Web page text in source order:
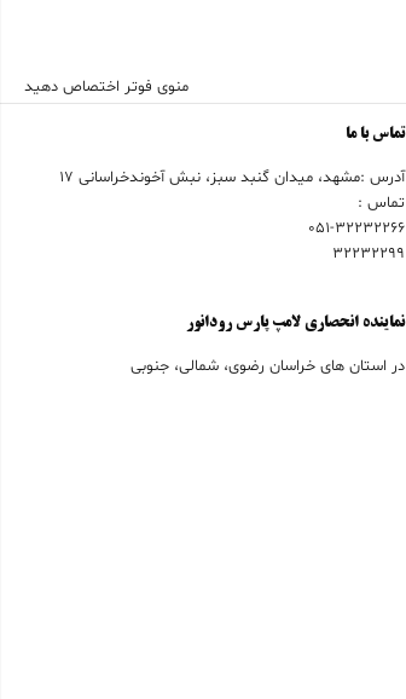
منوی فوتر اختصاص دهید
تماس با ما
آدرس :مشهد، میدان گنبد سبز، نبش آخوندخراسانی 17
تماس :
051-32232266
32232299
نماینده انحصاری لامپ پارس رودانور
در استان های خراسان رضوی، شمالی، جنوبی